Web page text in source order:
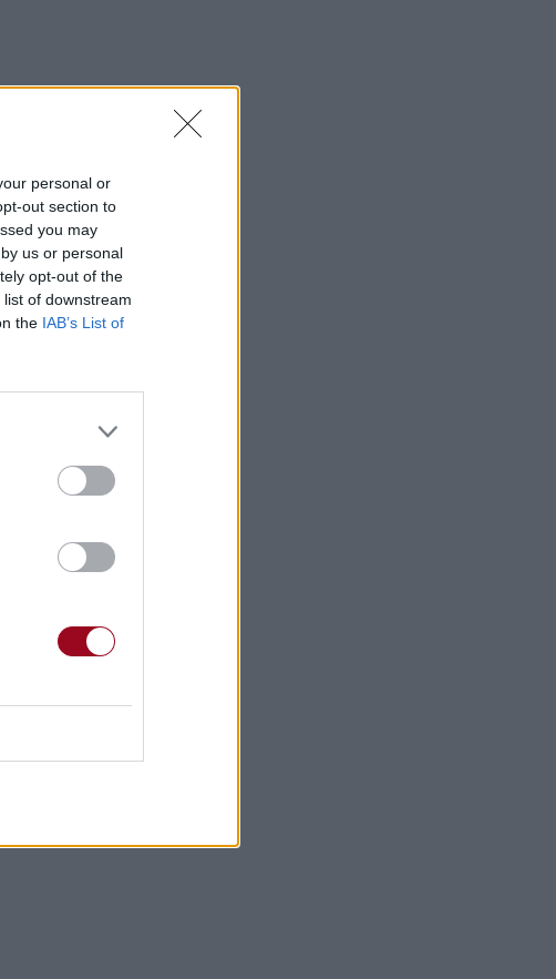
personal or
out section to
you may
us or personal
opt-out of the
of downstream
the IAB’s List of